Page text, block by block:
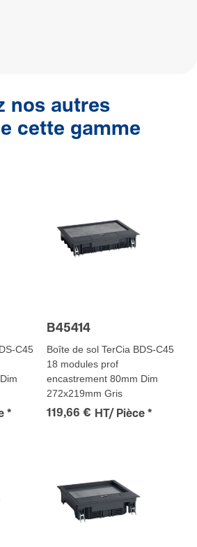
nos autres
cette gamme
C45
*
B45414
Boîte de sol TerCia BDS-C45
18 modules prof
encastrement 80mm Dim
272x219mm Gris
119,66 € HT/ Pièce *